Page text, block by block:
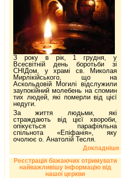
З року в рік, 1 грудня, у
Всесвітній день боротьби зі
СНІДом, у храмі св. Миколая
Мирлікійського, що на
Аскольдовій Могилі відслужили
заупокійний молебень на спомин
тих людей, які померли від цієї
недуги.
За життя людьми, які
страждають від цієї хвороби,
опікується парафіяльна
спільнота «Епіфанія», яку
очолює о. Анатолій Тесля.
Докладніше
Реєстрація бажаючих отримувати
найважливішу інформацію від
нашої церкви